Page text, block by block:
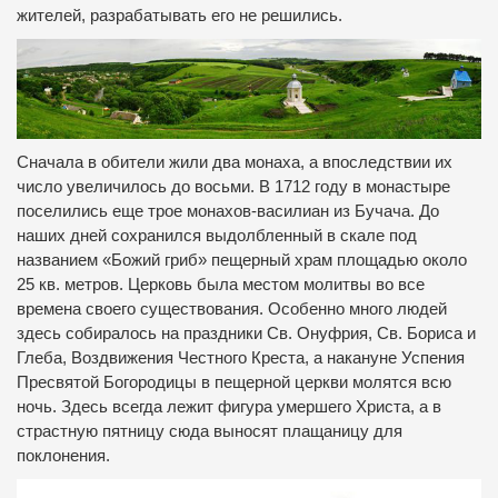
жителей, разрабатывать его не решились.
Сначала в обители жили два монаха, а впоследствии их
число увеличилось до восьми. В 1712 году в монастыре
поселились еще трое монахов-василиан из Бучача. До
наших дней сохранился выдолбленный в скале под
названием «Божий гриб» пещерный храм площадью около
25 кв. метров. Церковь была местом молитвы во все
времена своего существования. Особенно много людей
здесь собиралось на праздники Св. Онуфрия, Св. Бориса и
Глеба, Воздвижения Честного Креста, а накануне Успения
Пресвятой Богородицы в пещерной церкви молятся всю
ночь. Здесь всегда лежит фигура умершего Христа, а в
страстную пятницу сюда выносят плащаницу для
поклонения.